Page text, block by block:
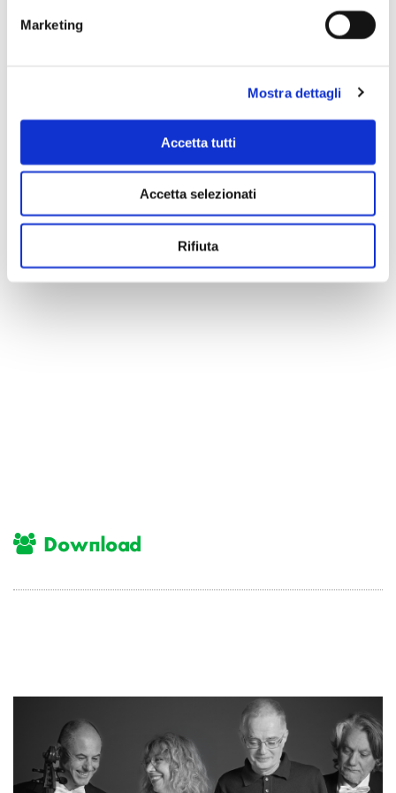
Marketing
Mostra dettagli
Accetta tutti
Accetta selezionati
Rifiuta
d’apertura, che adotta tre temi ben differenziati, alternando
emozionante. Ma personali sono anche l’affascinante
Scherzoin sol minore e del relativoTrio; il Finale, anch’esso in
forma sonata a tre temi, aperto da un motto stentoreo a
orchestra piena.
Raffaele Mellace
Download